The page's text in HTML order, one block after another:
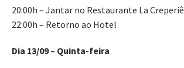
20:00h – Jantar no Restaurante La Creperiê
22:00h – Retorno ao Hotel
Dia 13/09 – Quinta-feira